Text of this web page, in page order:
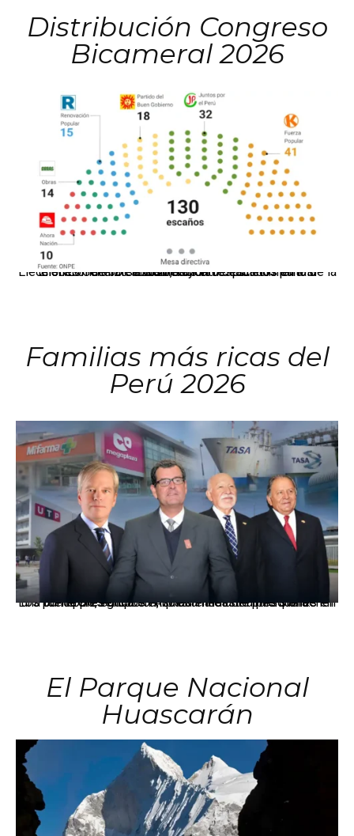
Distribución Congreso
Bicameral 2026
El JNE oficializó la distribución de escaños para la elección de 60 senadores y 130 diputados en las Elecciones Generales 2026, tras el restablecimiento de la Bicameralidad.
Familias más ricas del
Perú 2026
Los principales grupos empresariales del país mantienen una fuerte presencia en Áncash mediante inversiones en comercio, educación, salud e industria pesquera.
El Parque Nacional
Huascarán